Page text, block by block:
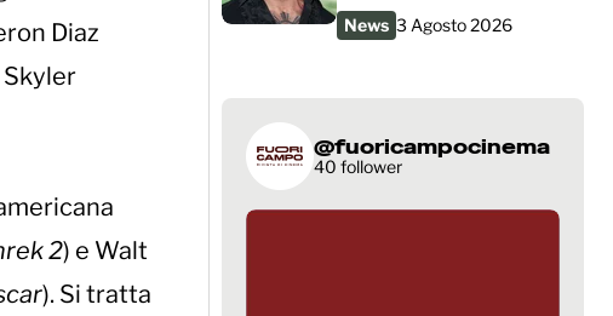
Diaz
Skyler
2) e Walt
). Si tratta
News 3 Agosto 2026
@fuoricampocinema
40 follower